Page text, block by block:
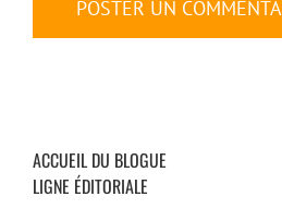
ACCUEIL DU BLOGUE
LIGNE ÉDITORIALE